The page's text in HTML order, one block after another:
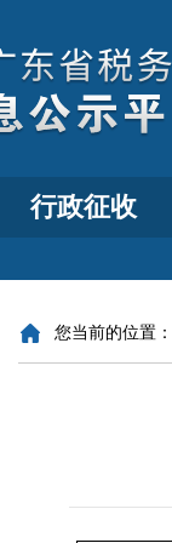
行政征收
您当前的位置